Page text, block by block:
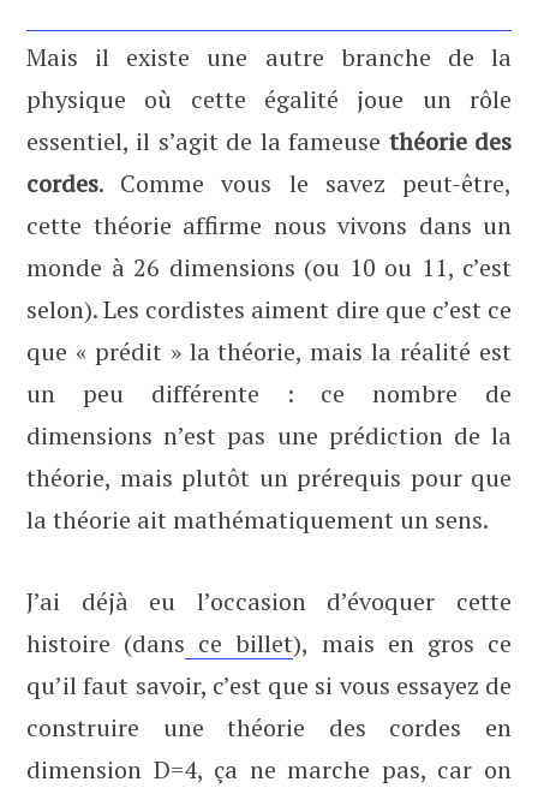
Mais il existe une autre branche de la
physique où cette égalité joue un rôle
essentiel, il s’agit de la fameuse théorie des
cordes. Comme vous le savez peut-être,
cette théorie affirme nous vivons dans un
monde à 26 dimensions (ou 10 ou 11, c’est
selon). Les cordistes aiment dire que c’est ce
que « prédit » la théorie, mais la réalité est
un peu différente : ce nombre de
dimensions n’est pas une prédiction de la
théorie, mais plutôt un prérequis pour que
la théorie ait mathématiquement un sens.
J’ai déjà eu l’occasion d’évoquer cette
histoire (dans ce billet), mais en gros ce
qu’il faut savoir, c’est que si vous essayez de
construire une théorie des cordes en
dimension D=4, ça ne marche pas, car on